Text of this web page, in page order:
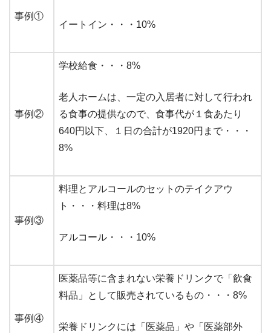
事例①
イートイン・・・10%
事例②
学校給食・・・8%
老人ホームは、一定の入居者に対して行われ
る食事の提供なので、食事代が１食あたり
640円以下、１日の合計が1920円まで・・・
8%
事例③
料理とアルコールのセットのテイクアウ
ト・・・料理は8%
アルコール・・・10%
事例④
医薬品等に含まれない栄養ドリンクで「飲食
料品」として販売されているもの・・・8%
栄養ドリンクには「医薬品」や「医薬部外